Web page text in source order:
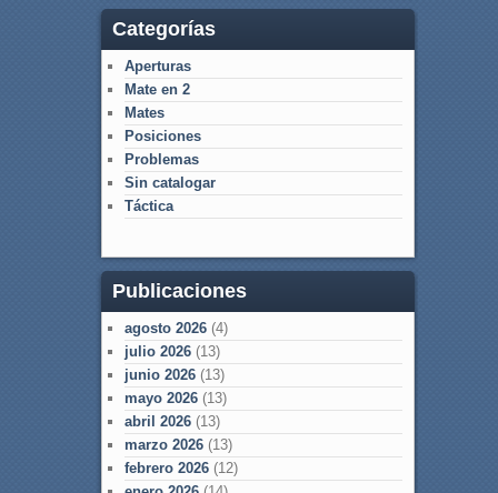
Categorías
Aperturas
Mate en 2
Mates
Posiciones
Problemas
Sin catalogar
Táctica
Publicaciones
agosto 2026(4)
julio 2026(13)
junio 2026(13)
mayo 2026(13)
abril 2026(13)
marzo 2026(13)
febrero 2026(12)